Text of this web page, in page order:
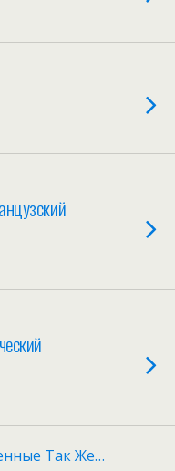
Так Же…